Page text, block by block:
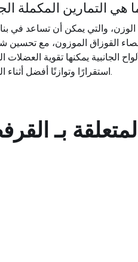
هي التمارين المكملة
والتي يمكن أن تساعد في
الجانبية يمكنها تقوية العضلات
استقرارًا وتوازنًا أفضل أثناء الحركة الجانبية لقرفصاء القوزاق الموزون.
بـ